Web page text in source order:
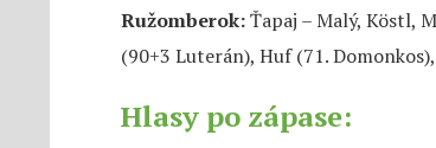
Ružomberok:Ťapaj – Malý, Köstl,
(90+3 Luterán), Huf (71.
Hlasy po zápase: